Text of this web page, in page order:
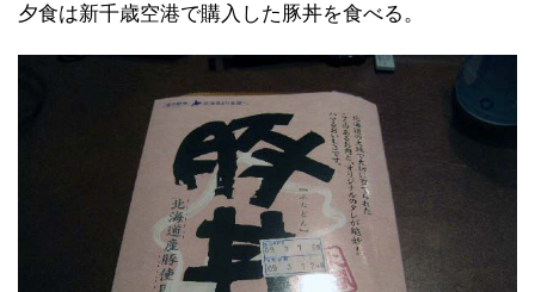
夕食は新千歳空港で購入した豚丼を食べる。